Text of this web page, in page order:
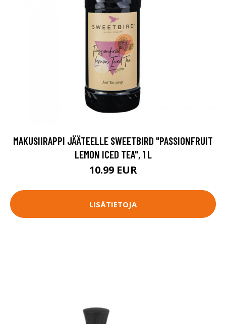
MAKUSIIRAPPI JÄÄTEELLE SWEETBIRD "PASSIONFRUIT
LEMON ICED TEA", 1 L
10.99 EUR
LISÄTIETOJA